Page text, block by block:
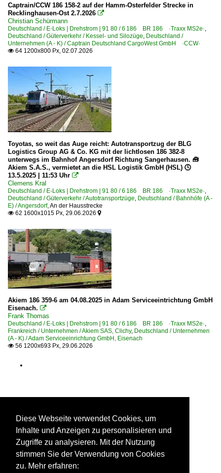
Naumburg (Saale) Hbf ·UNM·
Neuss Hbf ·KN·
Niederndodeleben
Niemberg
Offenburg
Oschatz
Osnabrück
Peine
Priort
Prödel
Bahnhöfe (R - Z)
Radbruch
Rathenow
Recklinghausen
Regensburg Hbf ·NRH·
Remagen
Rheydt
Riesa
Röblingen am See
Rodleben
Roisdorf (Bornheim)
Rommerskirchen
Saarmund
Salzbergen
Sarstedt
Captrain/CCW 186 158-2 auf der Hamm-Osterfelder Strecke in
Recklinghausen-Ost 2.7.2026 
Christian Schürmann
Deutschland / E-Loks | Drehstrom | 91 80 / 6 186 BR 186 ·Traxx MS2e·,
Deutschland / Güterverkehr / Kessel- und Silozüge, Deutschland /
Unternehmen (A - K) / Captrain Deutschland CargoWest GmbH ·CCW·
 64 1200x800 Px, 02.07.2026
Toyotas, so weit das Auge reicht: Autotransportzug der BLG
Logistics Group AG & Co. KG mit der lichtlosen 186 382-8
unterwegs im Bahnhof Angersdorf Richtung Sangerhausen. 🧰
Akiem S.A.S., vermietet an die HSL Logistik GmbH (HSL) 🕓
13.5.2025 | 11:53 Uhr 
Clemens Kral
Deutschland / E-Loks | Drehstrom | 91 80 / 6 186 BR 186 ·Traxx MS2e·,
Deutschland / Güterverkehr / Autotransportzüge, Deutschland / Bahnhöfe (A -
E) / Angersdorf,An der Hausstrecke
 62 1600x1015 Px, 29.06.2026 
Akiem 186 359-6 am 04.08.2025 in Adam Serviceeintrichtung GmbH
Eisenach. 
Frank Thomas
Deutschland / E-Loks | Drehstrom | 91 80 / 6 186 BR 186 ·Traxx MS2e·,
Frankreich / Unternehmen / Akiem SAS, Clichy, Deutschland / Unternehmen
(A - K) / Adam Serviceeinrichtung GmbH, Eisenach
 56 1200x693 Px, 29.06.2026
Diese Webseite verwendet Cookies, um
Inhalte und Anzeigen zu personalisieren und
Zugriffe zu analysieren. Mit der Nutzung
stimmen Sie der Verwendung von Cookies
zu. Mehr erfahren: